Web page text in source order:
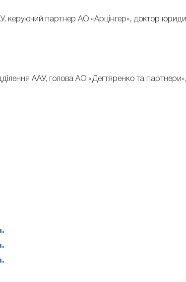
керуючий партнер АО «Арцінгер», доктор
ААУ, голова АО «Дегтяренко та партнери»,